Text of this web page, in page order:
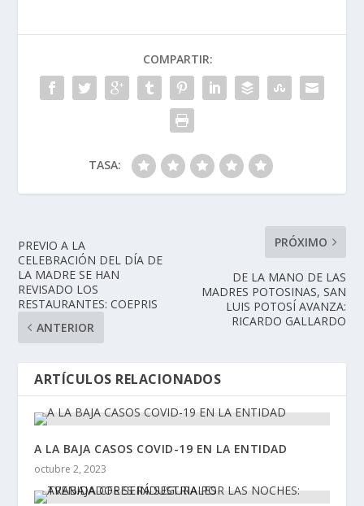
COMPARTIR:
TASA:
PREVIO A LA
CELEBRACIÓN DEL DÍA DE
LA MADRE SE HAN
REVISADO LOS
RESTAURANTES: COEPRIS
ANTERIOR
PRÓXIMO
DE LA MANO DE LAS
MADRES POTOSINAS, SAN
LUIS POTOSÍ AVANZA:
RICARDO GALLARDO
ARTÍCULOS RELACIONADOS
A LA BAJA CASOS COVID-19 EN LA ENTIDAD
octubre 2, 2023